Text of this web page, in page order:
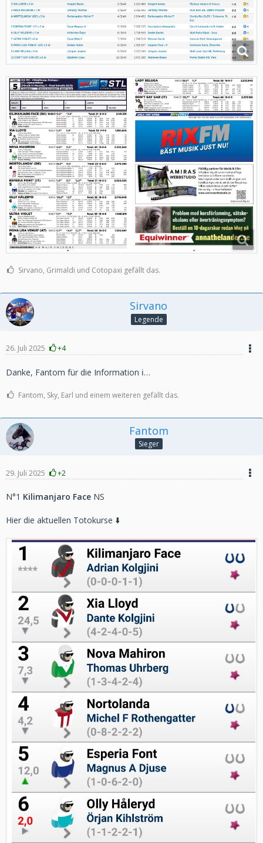
Sirvano, Grimaldi und Cotopaxi gefällt das.
Sirvano
Legende
26. Juli 2025 +4
Danke, Fantom für die Information ℹ️…
Fantom, Sky, Earl und einem weiteren gefällt das.
Fantom
Sieger
29. Juli 2025 +2
N°1 Kilimanjaro Face NS
Hier die aktuellen Totokurse ⬇️